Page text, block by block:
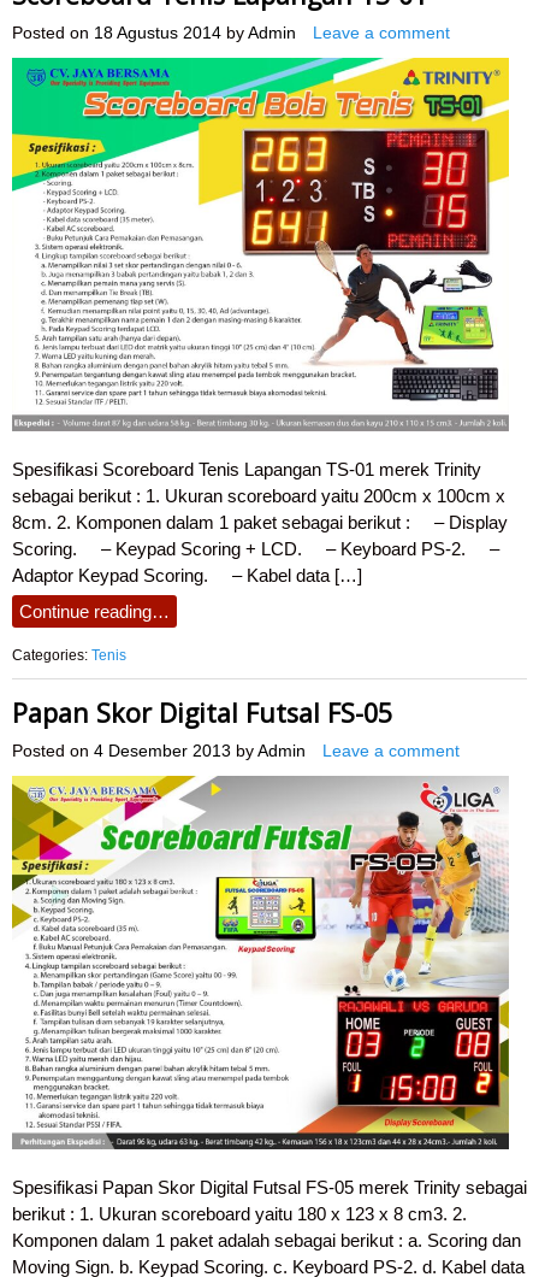
Posted on 18 Agustus 2014 by Admin Leave a comment
Spesifikasi Scoreboard Tenis Lapangan TS-01 merek Trinity
sebagai berikut : 1. Ukuran scoreboard yaitu 200cm x 100cm x
8cm. 2. Komponen dalam 1 paket sebagai berikut : – Display
Scoring. – Keypad Scoring + LCD. – Keyboard PS-2. –
Adaptor Keypad Scoring. – Kabel data […]
Continue reading…
Categories: Tenis
Papan Skor Digital Futsal FS-05
Posted on 4 Desember 2013 by Admin Leave a comment
Spesifikasi Papan Skor Digital Futsal FS-05 merek Trinity sebagai
berikut : 1. Ukuran scoreboard yaitu 180 x 123 x 8 cm3. 2.
Komponen dalam 1 paket adalah sebagai berikut : a. Scoring dan
Moving Sign. b. Keypad Scoring. c. Keyboard PS-2. d. Kabel data